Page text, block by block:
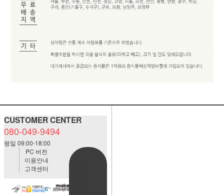
CUSTOMER CENTER
080-049-9494
평일 09:00-18:00
PC 버전
이용안내
고객센터